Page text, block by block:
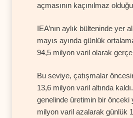
açmasının kaçınılmaz
IEA’nın aylık bülteninde yer
mayıs ayında günlük
94,5 milyon varil olarak
Bu seviye, çatışmalar
13,6 milyon varil altında
genelinde üretimin bir önceki
milyon varil azalarak günlük